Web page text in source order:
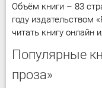
Объём книги – 83
году издательством
читать книгу онлайн
Популярные
проза»